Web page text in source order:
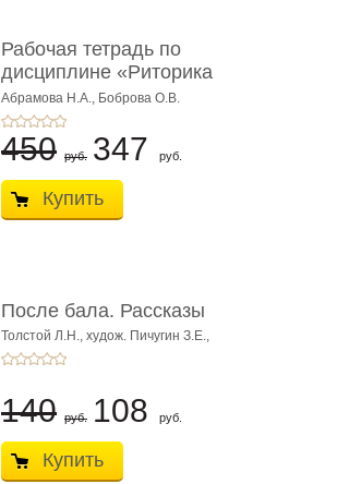
Рабочая тетрадь по
дисциплине «Риторика
для ю� ...
Абрамова Н.А., Боброва О.В.
450 руб. 347 руб.
Купить
После бала. Рассказы
Толстой Л.Н., худож. Пичугин З.Е.,
худож. Лебедев А.И.,
140 руб. 108 руб.
Купить